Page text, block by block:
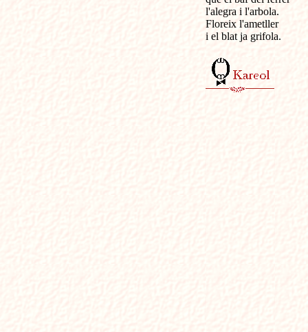
l'alegra i l'arbola.
Floreix l'ametller
i el blat ja grifola.